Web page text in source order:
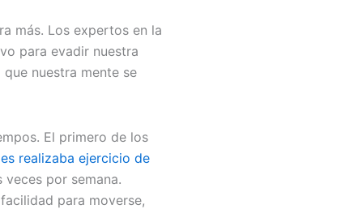
más. Los expertos en la
para evadir nuestra
nuestra mente se
El primero de los
realizaba ejercicio de
por semana.
para moverse,